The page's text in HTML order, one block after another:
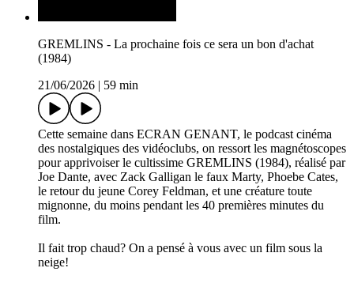
GREMLINS - La prochaine fois ce sera un bon d'achat
(1984)
21/06/2026
59 min
Cette semaine dans ECRAN GENANT, le podcast cinéma
des nostalgiques des vidéoclubs, on ressort les magnétoscopes
pour apprivoiser le cultissime GREMLINS (1984), réalisé par
Joe Dante, avec Zack Galligan le faux Marty, Phoebe Cates,
le retour du jeune Corey Feldman, et une créature toute
mignonne, du moins pendant les 40 premières minutes du
film.
Il fait trop chaud? On a pensé à vous avec un film sous la
neige!